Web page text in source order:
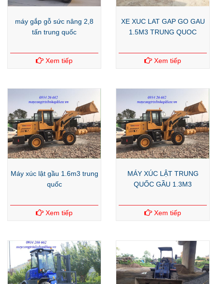
máy gắp gỗ sức nâng 2,8
tấn trung quốc
Xem tiếp
XE XUC LAT GAP GO GAU
1.5M3 TRUNG QUOC
Xem tiếp
Máy xúc lật gầu 1.6m3 trung
quốc
Xem tiếp
MÁY XÚC LẬT TRUNG
QUỐC GẦU 1.3M3
Xem tiếp